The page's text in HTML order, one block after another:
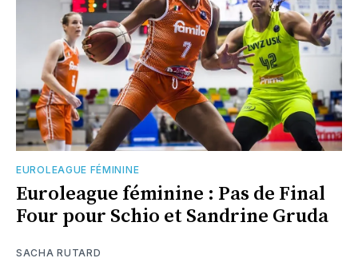
EUROLEAGUE FÉMININE
Euroleague féminine : Pas de Final
Four pour Schio et Sandrine Gruda
SACHA RUTARD